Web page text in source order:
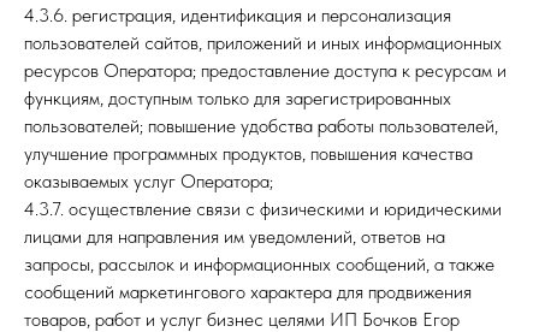
4.3.6. регистрация, идентификация и персонализация
пользователей сайтов, приложений и иных информационных
ресурсов Оператора; предоставление доступа к ресурсам и
функциям, доступным только для зарегистрированных
пользователей; повышение удобства работы пользователей,
улучшение программных продуктов, повышения качества
оказываемых услуг Оператора;
4.3.7. осуществление связи с физическими и юридическими
лицами для направления им уведомлений, ответов на
запросы, рассылок и информационных сообщений, а также
сообщений маркетингового характера для продвижения
товаров, работ и услуг бизнес целями ИП Бочков Егор